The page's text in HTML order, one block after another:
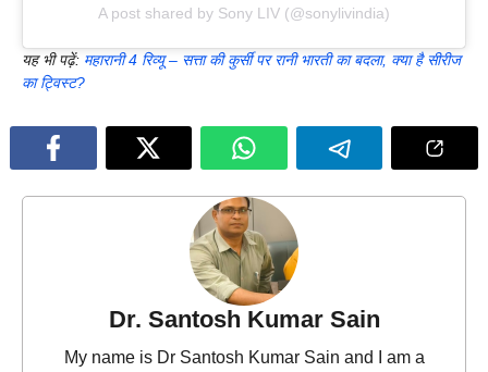
A post shared by Sony LIV (@sonylivindia)
यह भी पढ़ें: महारानी 4 रिव्यू – सत्ता की कुर्सी पर रानी भारती का बदला, क्या है सीरीज
का ट्विस्ट?
Dr. Santosh Kumar Sain
My name is Dr Santosh Kumar Sain and I am a